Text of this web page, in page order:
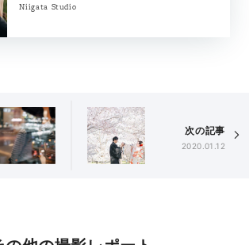
Niigata Studio
次の記事
2020.01.12